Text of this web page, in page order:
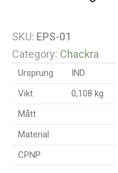
SKU: EPS-01
Category: Chackra
Ursprung
IND
Vikt
0,108 kg
Mått
Material
CPNP